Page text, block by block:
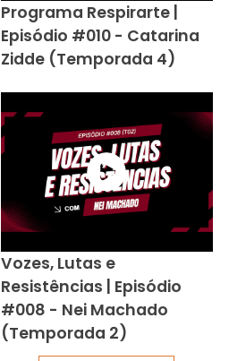
Programa Respirarte |
Episódio #010 - Catarina
Zidde (Temporada 4)
Vozes, Lutas e
Resistências | Episódio
#008 - Nei Machado
(Temporada 2)